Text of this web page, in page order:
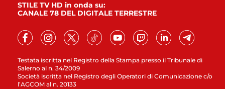
Testata iscritta nel Registro della Stampa presso il Tribunale di
Salerno al n. 34/2009
Società iscritta nel Registro degli Operatori di Comunicazione c/o
l’AGCOM al n. 20133
STILE TV HD in onda su:
CANALE 78 DEL DIGITALE TERRESTRE